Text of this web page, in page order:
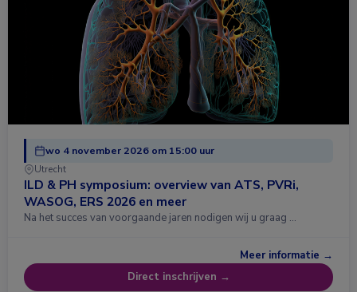
wo 4 november 2026 om 15:00 uur
Utrecht
ILD & PH symposium: overview van ATS, PVRi,
WASOG, ERS 2026 en meer
Na het succes van voorgaande jaren nodigen wij u graag …
Meer informatie →
Direct inschrijven →